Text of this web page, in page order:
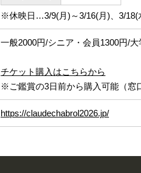
※休映日…3/9(月)～3/16(月)、3/18(
一般2000円/シニア・会員1300円/
チケット購入はこちらから
※ご鑑賞の3日前から購入可能（窓
https://claudechabrol2026.jp/